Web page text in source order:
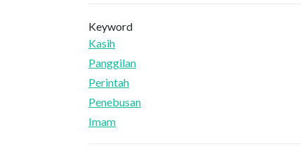
Keyword
Kasih
Panggilan
Perintah
Penebusan
Imam